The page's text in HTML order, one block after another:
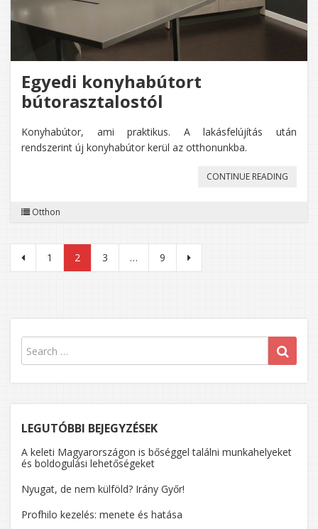
Egyedi konyhabútort
bútorasztalostól
Konyhabútor, ami praktikus. A lakásfelújítás után
rendszerint új konyhabútor kerül az otthonunkba.
CONTINUE READING
Otthon
Bejegyzések
lapozása
1 2 3 … 9
LEGUTÓBBI BEJEGYZÉSEK
A keleti Magyarországon is bőséggel találni munkahelyeket
és boldogulási lehetőségeket
Nyugat, de nem külföld? Irány Győr!
Profhilo kezelés: menete és hatása